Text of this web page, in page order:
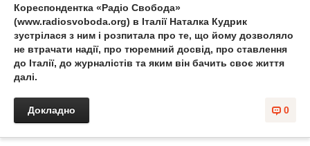
Кореспондентка «Радіо Свобода»
(www.radiosvoboda.org) в Італії Наталка Кудрик
зустрілася з ним і розпитала про те, що йому дозволяло
не втрачати надії, про тюремний досвід, про ставлення
до Італії, до журналістів та яким він бачить своє життя
далі.
0
Докладно